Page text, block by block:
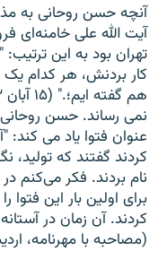
آنچه حسن روحانی به
آیت الله علی خامنه‌ای
تهران بود به اين
کار بردنش، هر کدام يک
نمی رساند. حسن روحانی
عنوان فتوا ياد می
کردند گفتند که توليد،
برای اولين بار اين
کردند. آن زمان در
(مصاحبه با مهرنامه،